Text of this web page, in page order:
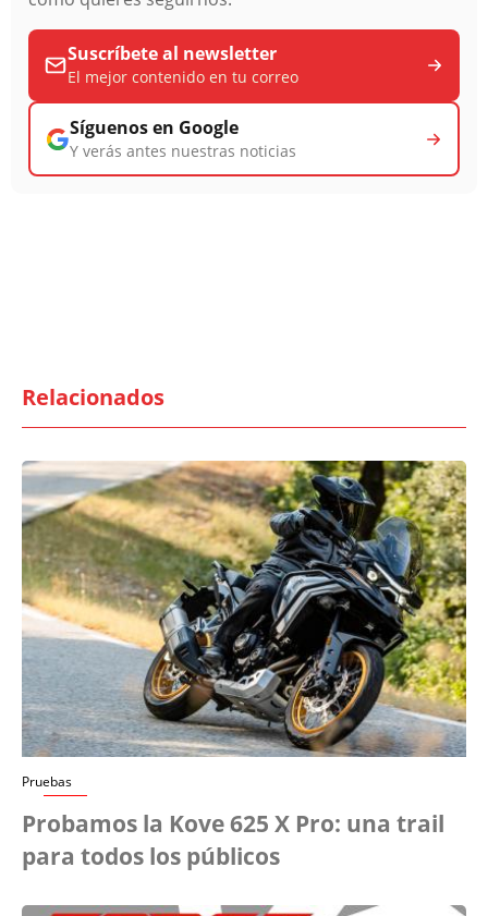
Suscríbete al newsletter
El mejor contenido en tu correo
Síguenos en Google
Y verás antes nuestras noticias
Relacionados
Pruebas
Probamos la Kove 625 X Pro: una trail
para todos los públicos